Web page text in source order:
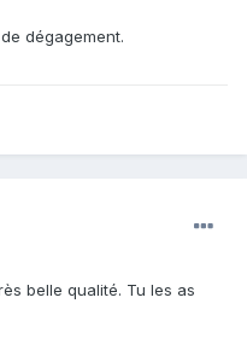
dégagement.
belle qualité. Tu les as